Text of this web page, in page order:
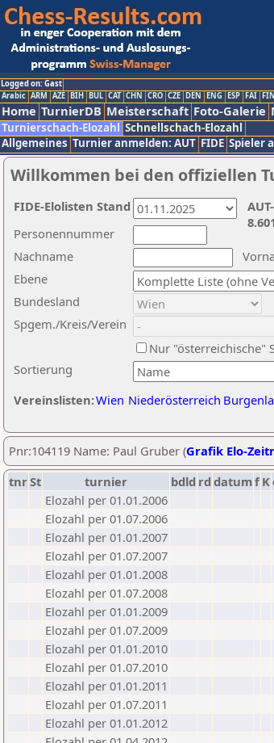
Logged on: Gast
Arabic ARM AZE BIH BUL CAT CHN CRO CZE DEN ENG ESP FAI FIN
Home TurnierDB Meisterschaft Foto-Galerie
Turnierschach-Elozahl Schnellschach-Elozahl
Allgemeines Turnier anmelden: AUT FIDE Spieler
Willkommen bei den offiziellen
Nachname
Ebene
Sortierung
Personennummer
Bundesland
Spgem./Kreis/Verein
Nur "österreichische"
Vereinslisten:Wien Niederösterreich
8.601
FIDE-Elolisten Stand
Pnr:104119 Name: Paul Gruber (Grafik Elo-
tnrSt turnier bdld rd datumf K
Elozahl per 01.01.2006
Elozahl per 01.07.2006
Elozahl per 01.01.2007
Elozahl per 01.07.2007
Elozahl per 01.01.2008
Elozahl per 01.07.2008
Elozahl per 01.01.2009
Elozahl per 01.07.2009
Elozahl per 01.01.2010
Elozahl per 01.07.2010
Elozahl per 01.01.2011
Elozahl per 01.07.2011
Elozahl per 01.01.2012